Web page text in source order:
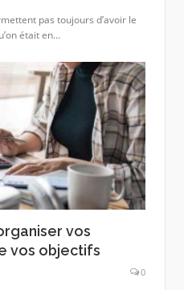
pas toujours d’avoir le
était en...
vos
vos objectifs
0